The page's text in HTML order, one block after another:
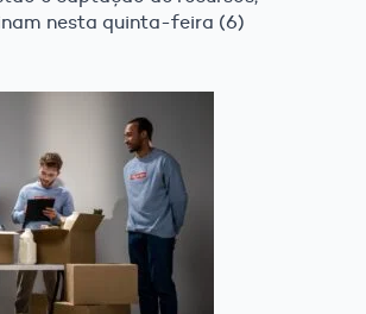
nesta quinta-feira (6)